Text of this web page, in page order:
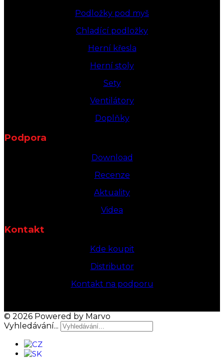
Podložky pod myš
Chladící podložky
Herní křesla
Herní stoly
Sety
Ventilátory
Doplňky
Podpora
Download
Recenze
Aktuality
Videa
Kontakt
Kde koupit
Distributor
Kontakt na podporu
© 2026 Powered by Marvo
Vyhledávání...